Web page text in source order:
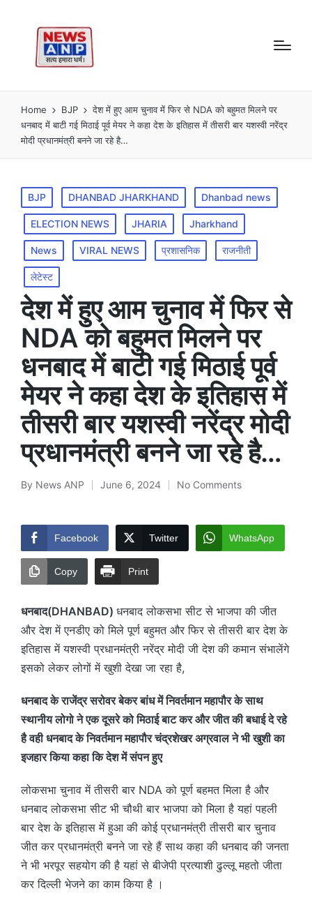
Home BJP
देश में हुए आम चुनाव में फिर से NDA को बहुमत मिलने पर
धनबाद में बाटी गई मिठाई पूर्व मेयर ने कहा देश के इतिहास में तीसरी बार यशस्वी नरेंद्र
मोदी प्रधानमंत्री बनने जा रहे है…
Posted
in
BJP DHANBAD JHARKHAND Dhanbad news
ELECTION NEWS JHARIA Jharkhand
News VIRAL NEWS प्रशासनिक राजनीती
लेटेस्ट
देश में हुए आम चुनाव में फिर से
NDA को बहुमत मिलने पर
धनबाद में बाटी गई मिठाई पूर्व
मेयर ने कहा देश के इतिहास में
तीसरी बार यशस्वी नरेंद्र मोदी
प्रधानमंत्री बनने जा रहे है…
Posted
By News ANP June 6, 2024 No Comments
Facebook Twitter WhatsApp
Copy Print
धनबाद(DHANBAD) धनबाद लोकसभा सीट से भाजपा की जीत
और देश में एनडीए को मिले पूर्ण बहुमत और फिर से तीसरी बार देश के
इतिहास में यशस्वी प्रधानमंत्री नरेंद्र मोदी जी देश की कमान संभालेंगे
इसको लेकर लोगों में खुशी देखा जा रहा है,
धनबाद के राजेंद्र सरोवर बेकर बांध में निवर्तमान महापौर के साथ
स्थानीय लोगो ने एक दूसरे को मिठाई बाट कर और जीत की बधाई दे रहे
है वही धनबाद के निवर्तमान महापौर चंद्रशेखर अग्रवाल ने भी खुशी का
इजहार किया कहा कि देश में संपन हुए
लोकसभा चुनाव में तीसरी बार NDA को पूर्ण बहमत मिला है और
धनबाद लोकसभा सीट भी चौथी बार भाजपा को मिला है यहां पहली
बार देश के इतिहास में हुआ की कोई प्रधानमंत्री तीसरी बार चुनाव
जीत कर प्रधानमंत्री बनने जा रहे हैं साथ कहा की धनबाद की जनता
ने भी भरपूर सहयोग की है यहां से बीजेपी प्रत्याशी ढुल्लू महतो जीता
कर दिल्ली भेजने का काम किया है ।